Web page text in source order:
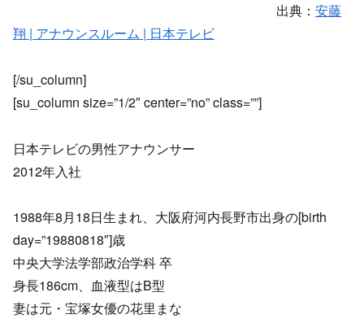
出典： 安藤
翔 | アナウンスルーム | 日本テレビ
[/su_column]
[su_column size=”1/2″ center=”no” class=””]
日本テレビの男性アナウンサー
2012年入社
1988年8月18日生まれ、大阪府河内長野市出身の[birth
day=”19880818″]歳
中央大学法学部政治学科 卒
身長186cm、血液型はB型
妻は元・宝塚女優の花里まな